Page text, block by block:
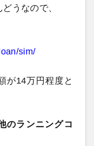
うなので、
sim/
が14万円程度と
のランニングコ